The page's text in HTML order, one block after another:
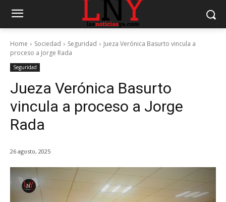
Home Sociedad Seguridad
Jueza Verónica Basurto vincula a
proceso a Jorge Rada
Seguridad
Jueza Verónica Basurto
vincula a proceso a Jorge
Rada
26 agosto, 2025